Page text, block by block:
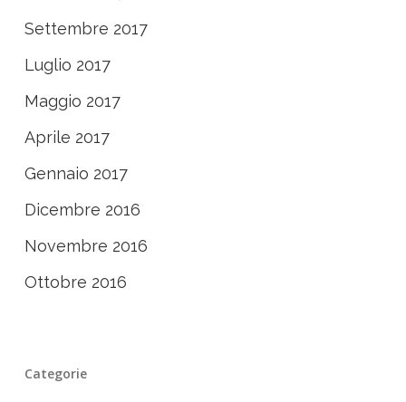
Settembre 2017
Luglio 2017
Maggio 2017
Aprile 2017
Gennaio 2017
Dicembre 2016
Novembre 2016
Ottobre 2016
Categorie